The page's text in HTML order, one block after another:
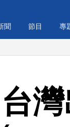
聞 節目 專